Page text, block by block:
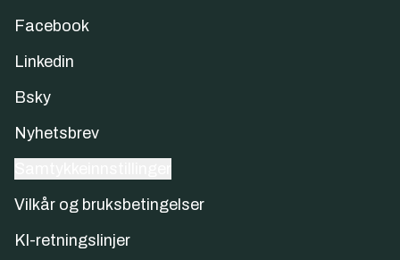
Facebook
Linkedin
Bsky
Nyhetsbrev
Vilkår og bruksbetingelser
KI-retningslinjer